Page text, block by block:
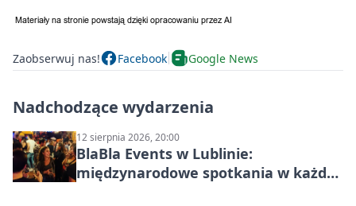
Zaobserwuj nas! Facebook Google News
Nadchodzące wydarzenia
12 sierpnia 2026, 20:00
BlaBla Events w Lublinie:
międzynarodowe spotkania w każdą